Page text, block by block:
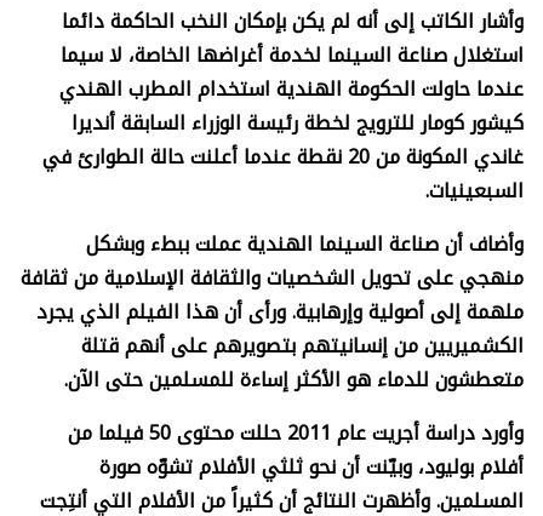
وأشار الكاتب إلى أنه لم يكن بإمكان النخب الحاكمة دائما
استغلال صناعة السينما لخدمة أغراضها الخاصة، لا سيما
عندما حاولت الحكومة الهندية استخدام المطرب الهندي
كيشور كومار للترويج لخطة رئيسة الوزراء السابقة أنديرا
غاندي المكونة من 20 نقطة عندما أعلنت حالة الطوارئ في
السبعينيات.
وأضاف أن صناعة السينما الهندية عملت ببطء وبشكل
منهجي على تحويل الشخصيات والثقافة الإسلامية من ثقافة
ملهمة إلى أصولية وإرهابية. ورأى أن هذا الفيلم الذي يجرد
الكشميريين من إنسانيتهم بتصويرهم على أنهم قتلة
متعطشون للدماء هو الأكثر إساءة للمسلمين حتى الآن.
وأورد دراسة أجريت عام 2011 حللت محتوى 50 فيلما من
أفلام بوليود، وبيّنت أن نحو ثلثي الأفلام تشوّه صورة
المسلمين. وأظهرت النتائج أن كثيراً من الأفلام التي أنتِجت